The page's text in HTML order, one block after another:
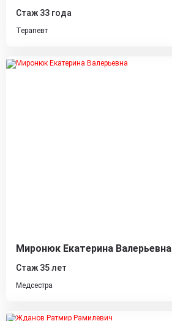
Стаж 33 года
Терапевт
Миронюк Екатерина Валерьевна
Стаж 35 лет
Медсестра